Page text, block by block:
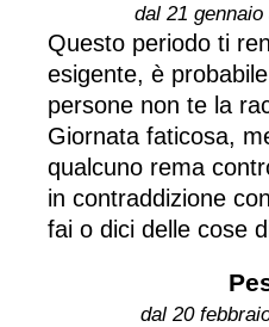
dal 21
Questo periodo ti
esigente, è
persone non te la
Giornata faticosa,
qualcuno rema
in contraddizione
fai o dici delle cose
dal 20